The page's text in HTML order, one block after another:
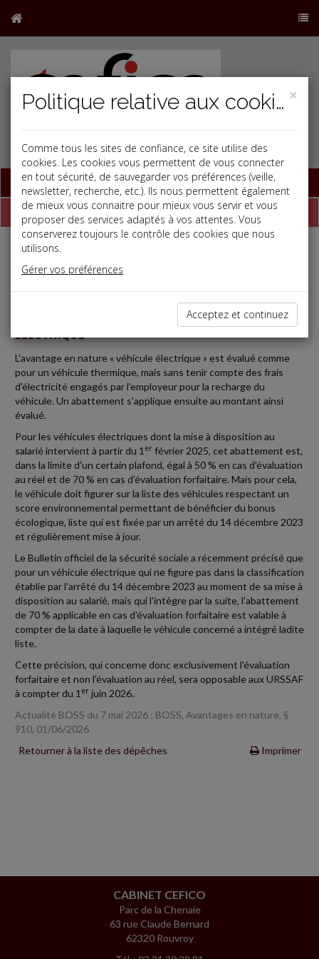
Base documentaire
Dépêches
Social, Paye
ÉVALUATION DE L'AVANTAGE EN NATURE VÉHICULE
ÉLECTRIQUE
L'avantage en nature « véhicule électrique » est évalué comme
pour un véhicule thermique, mais sans tenir compte des frais
d'électricité engagés par l'employeur pour la recharge du
véhicule. Un abattement s'applique ensuite au montant ainsi
évalué.
Pour les véhicules électriques dont la mise à disposition au
salarié intervient à partir du 1 er février 2025, cet abattement est,
dans la limite d'un certain plafond, égal à 50 % en cas d'évaluation
au réel et de 70 % en cas d'évaluation forfaitaire. Mais pour cela,
le véhicule doit figurer sur la liste des véhicules respectant un
score environnemental permettant de bénéficier du bonus
écologique, liste qui est fixée par un arrêté du 14 décembre 2023
et régulièrement mise à jour.
Le Bulletin officiel de la sécurité sociale a récemment précisé que
pour un véhicule électrique qui ne figure pas dans la classification
établie par l'arrêté du 14 décembre 2023 au moment de sa mise à
disposition au salarié, mais qui l'intègre par la suite, l'abattement
de 70 % applicable en cas d'évaluation forfaitaire est valable à
compter de la date à laquelle le véhicule concerné a intégré ladite
liste.
Cette précision, qui concerne donc exclusivement l'évaluation
forfaitaire et non l'évaluation au réel, sera opposable aux URSSAF
à compter du 1 er juin 2026.
Actualité BOSS du 7 mai 2026 ; BOSS, Avantages en nature, §
910, 01/06/2026
Retourner à la liste des dépêches
Imprimer
CABINET CEFICO
Parc de la Chenaie
63 rue Claude Bernard
62320 Rouvroy
×
Politique relative aux cookies
Comme tous les sites de confiance, ce site utilise des
cookies. Les cookies vous permettent de vous connecter
en tout sécurité, de sauvegarder vos préférences (veille,
newsletter, recherche, etc.). Ils nous permettent également
de mieux vous connaitre pour mieux vous servir et vous
proposer des services adaptés à vos attentes. Vous
conserverez toujours le contrôle des cookies que nous
utilisons.
Gérer vos préférences
Acceptez et continuez